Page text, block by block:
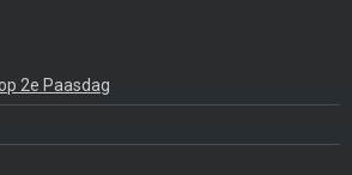
2e Paasdag